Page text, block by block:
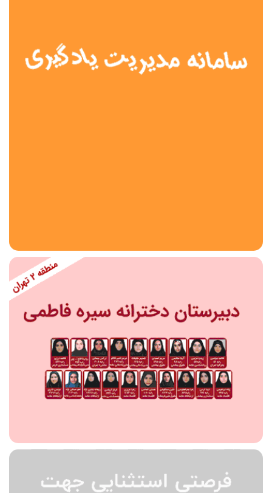
هیات امنایی
منطقه
مقطع تحصیلی
دبستان
دوره اول متوسطه
دوره دوم متوسطه- فنی
دوره دوم متوسطه- نظری
پیش دبستانی